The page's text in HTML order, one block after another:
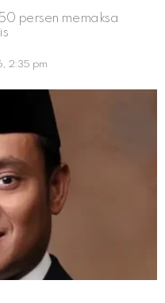
persen memaksa
2:35 pm